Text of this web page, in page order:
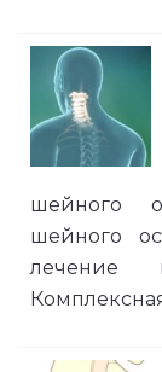
шейного
шейного
лечение